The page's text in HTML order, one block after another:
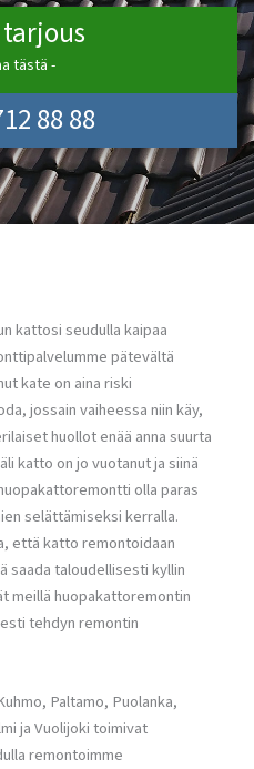
tästä -
88 88
kattosi seudulla kaipaa
pätevältä
kate on aina riski
jossain vaiheessa niin käy,
huollot enää anna suurta
katto on jo vuotanut ja siinä
olla paras
selättämiseksi kerralla.
että katto remontoidaan
saada taloudellisesti kyllin
meillä huopakattoremontin
tehdyn remontin
Paltamo, Puolanka,
ja Vuolijoki toimivat
remontoimme